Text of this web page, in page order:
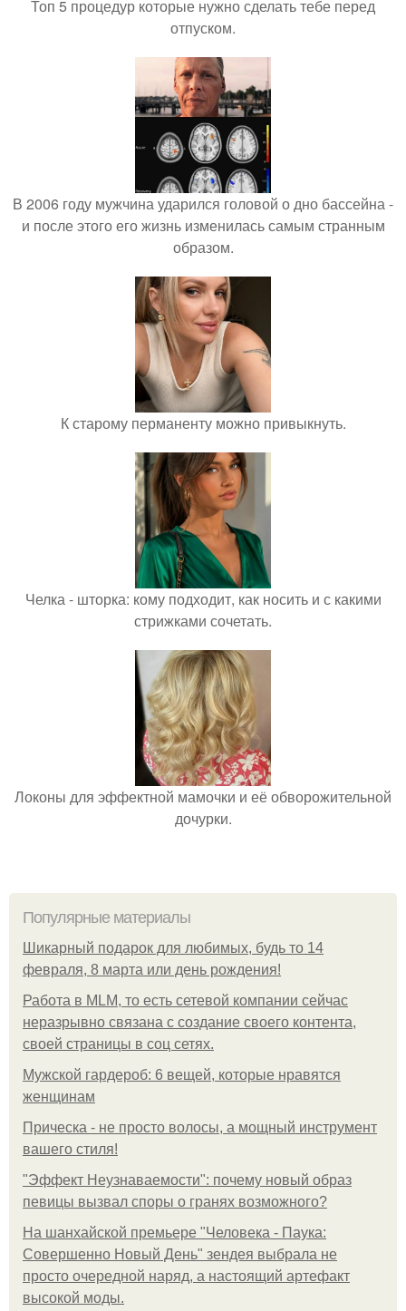
Топ 5 процедур которые нужно сделать тебе перед
отпуском.
В 2006 году мужчина ударился головой о дно бассейна -
и после этого его жизнь изменилась самым странным
образом.
К старому перманенту можно привыкнуть.
Челка - шторка: кому подходит, как носить и с какими
стрижками сочетать.
Локоны для эффектной мамочки и её обворожительной
дочурки.
Популярные материалы
Шикарный подарок для любимых, будь то 14
февраля, 8 марта или день рождения!
Работа в MLM, то есть сетевой компании сейчас
неразрывно связана с создание своего контента,
своей страницы в соц сетях.
Мужской гардероб: 6 вещей, которые нравятся
женщинам
Прическа - не просто волосы, а мощный инструмент
вашего стиля!
"Эффект Неузнаваемости": почему новый образ
певицы вызвал споры о гранях возможного?
На шанхайской премьере "Человека - Паука:
Совершенно Новый День" зендея выбрала не
просто очередной наряд, а настоящий артефакт
высокой моды.